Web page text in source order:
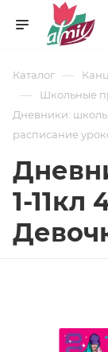
Каталог —
— Школьные
Дневники:
расписание
1-11кл